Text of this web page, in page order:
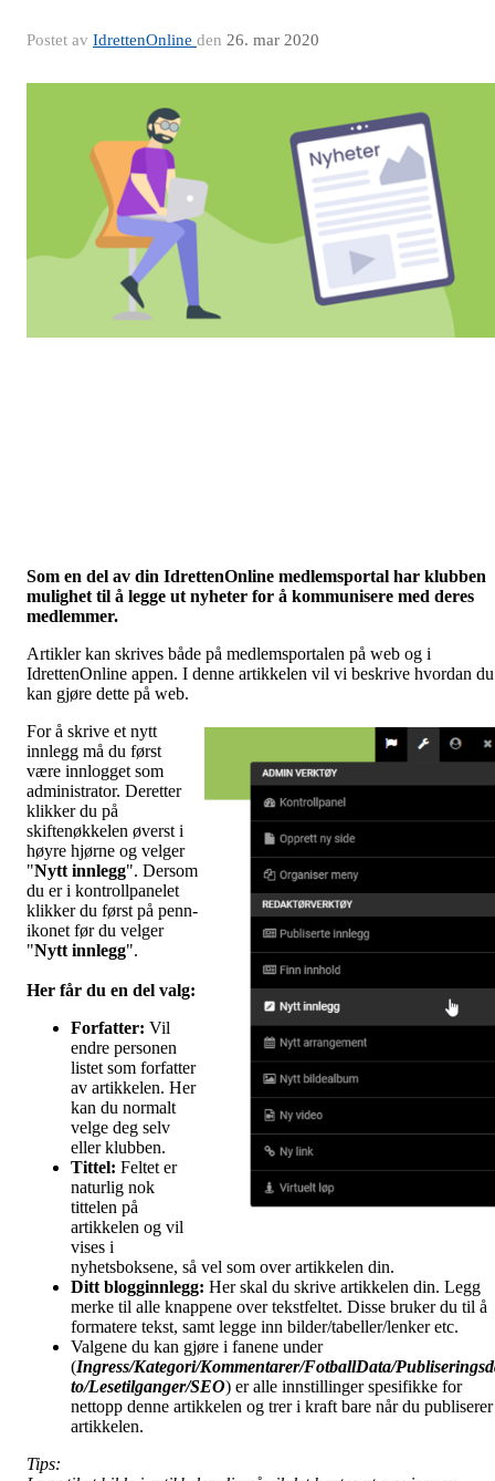
Postet av IdrettenOnline den 26. mar 2020
Som en del av din IdrettenOnline medlemsportal har klubben
mulighet til å legge ut nyheter for å kommunisere med deres
medlemmer.
Artikler kan skrives både på medlemsportalen på web og i
IdrettenOnline appen. I denne artikkelen vil vi beskrive hvordan du
kan gjøre dette på web.
For å skrive et nytt
innlegg må du først
være innlogget som
administrator. Deretter
klikker du på
skiftenøkkelen øverst i
høyre hjørne og velger
"Nytt innlegg". Dersom
du er i kontrollpanelet
klikker du først på penn-
ikonet før du velger
"Nytt innlegg".
Her får du en del valg:
Forfatter: Vil
endre personen
listet som forfatter
av artikkelen. Her
kan du normalt
velge deg selv
eller klubben.
Tittel: Feltet er
naturlig nok
tittelen på
artikkelen og vil
vises i
nyhetsboksene, så vel som over artikkelen din.
Ditt blogginnlegg: Her skal du skrive artikkelen din. Legg
merke til alle knappene over tekstfeltet. Disse bruker du til å
formatere tekst, samt legge inn bilder/tabeller/lenker etc.
Valgene du kan gjøre i fanene under
(Ingress/Kategori/Kommentarer/FotballData/
to/Lesetilganger/SEO) er alle innstillinger spesifikke for
nettopp denne artikkelen og trer i kraft bare når du publiserer
artikkelen.
Tips: